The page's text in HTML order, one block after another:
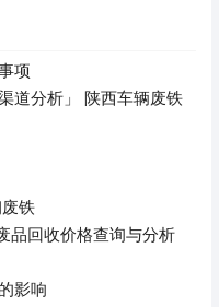
项
道分析」 陕西车辆废铁
铁
品回收价格查询与分析
影响